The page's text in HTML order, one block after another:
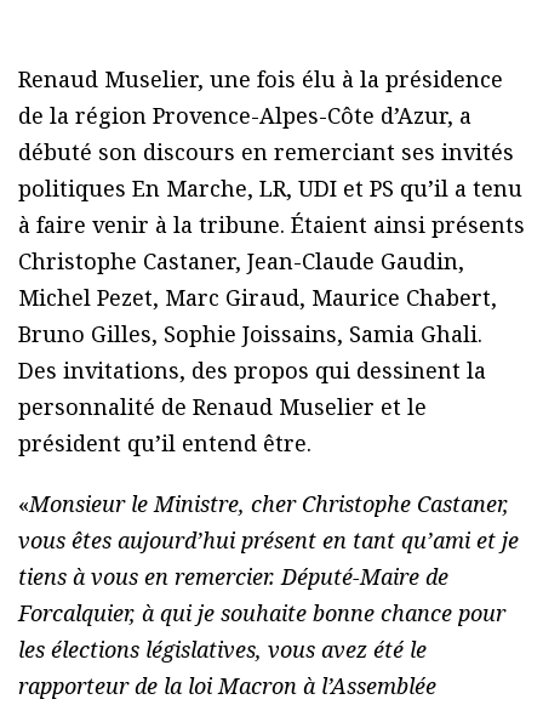
Renaud Muselier, une fois élu à la présidence
de la région Provence-Alpes-Côte d’Azur, a
débuté son discours en remerciant ses invités
politiques En Marche, LR, UDI et PS qu’il a tenu
à faire venir à la tribune. Étaient ainsi présents
Christophe Castaner, Jean-Claude Gaudin,
Michel Pezet, Marc Giraud, Maurice Chabert,
Bruno Gilles, Sophie Joissains, Samia Ghali.
Des invitations, des propos qui dessinent la
personnalité de Renaud Muselier et le
président qu’il entend être.
«Monsieur le Ministre, cher Christophe Castaner,
vous êtes aujourd’hui présent en tant qu’ami et je
tiens à vous en remercier. Député-Maire de
Forcalquier, à qui je souhaite bonne chance pour
les élections législatives, vous avez été le
rapporteur de la loi Macron à l’Assemblée